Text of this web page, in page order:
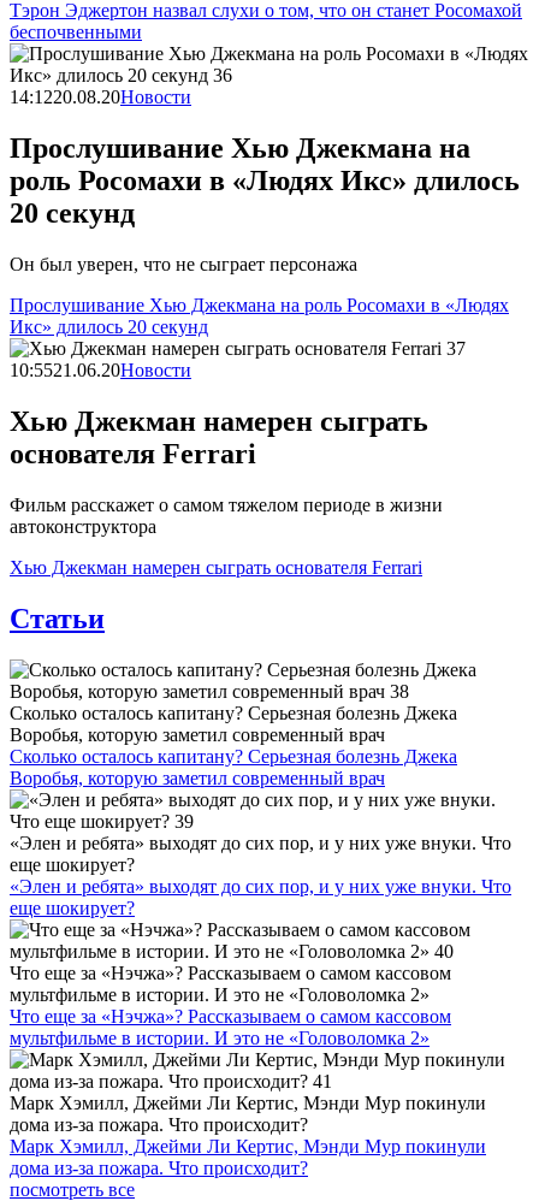
Тэрон Эджертон назвал слухи о том, что он станет Росомахой
беспочвенными
14:1220.08.20Новости
Прослушивание Хью Джекмана на
роль Росомахи в «Людях Икс» длилось
20 секунд
Он был уверен, что не сыграет персонажа
Прослушивание Хью Джекмана на роль Росомахи в «Людях
Икс» длилось 20 секунд
10:5521.06.20Новости
Хью Джекман намерен сыграть
основателя Ferrari
Фильм расскажет о самом тяжелом периоде в жизни
автоконструктора
Хью Джекман намерен сыграть основателя Ferrari
Статьи
Сколько осталось капитану? Серьезная болезнь Джека
Воробья, которую заметил современный врач
Сколько осталось капитану? Серьезная болезнь Джека
Воробья, которую заметил современный врач
«Элен и ребята» выходят до сих пор, и у них уже внуки. Что
еще шокирует?
«Элен и ребята» выходят до сих пор, и у них уже внуки. Что
еще шокирует?
Что еще за «Нэчжа»? Рассказываем о самом кассовом
мультфильме в истории. И это не «Головоломка 2»
Что еще за «Нэчжа»? Рассказываем о самом кассовом
мультфильме в истории. И это не «Головоломка 2»
Марк Хэмилл, Джейми Ли Кертис, Мэнди Мур покинули
дома из-за пожара. Что происходит?
Марк Хэмилл, Джейми Ли Кертис, Мэнди Мур покинули
дома из-за пожара. Что происходит?
посмотреть все